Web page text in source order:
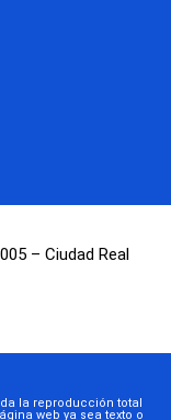
– Ciudad Real
la reproducción total
web ya sea texto o